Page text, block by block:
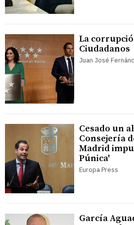
La
Ciudadanos
Juan José
Cesado un
Consejería
Madrid
Púnica'
Europa Press
García